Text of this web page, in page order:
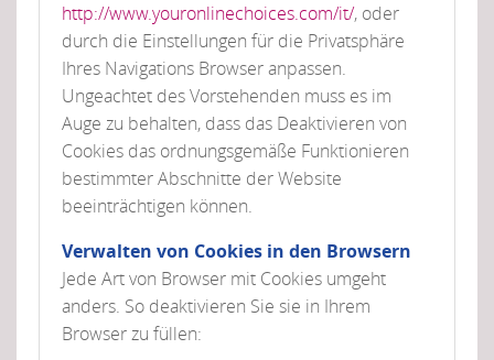
http://www.youronlinechoices.com/it/, oder
durch die Einstellungen für die Privatsphäre
Ihres Navigations Browser anpassen.
Ungeachtet des Vorstehenden muss es im
Auge zu behalten, dass das Deaktivieren von
Cookies das ordnungsgemäße Funktionieren
bestimmter Abschnitte der Website
beeinträchtigen können.
Verwalten von Cookies in den Browsern
Jede Art von Browser mit Cookies umgeht
anders. So deaktivieren Sie sie in Ihrem
Browser zu füllen: